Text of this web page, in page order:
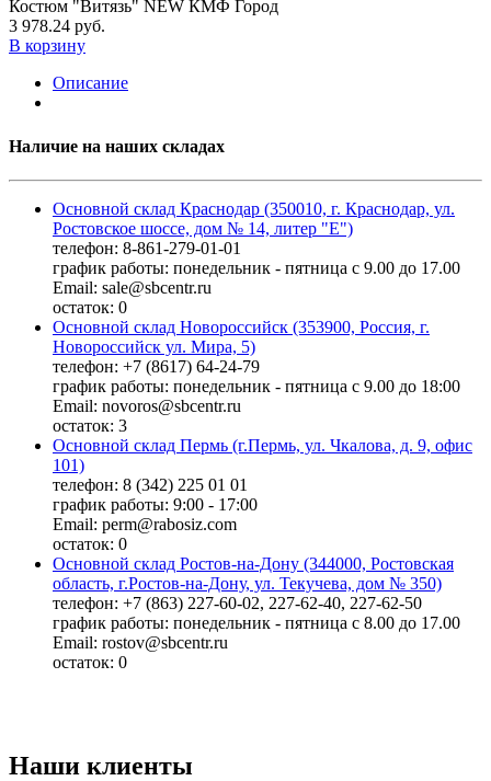
Костюм "Витязь" NEW КМФ Город
3 978.24 руб.
В корзину
Описание
Наличие на наших складах
Основной склад Краснодар (350010, г. Краснодар, ул.
Ростовское шоссе, дом № 14, литер "Е")
телефон: 8-861-279-01-01
график работы: понедельник - пятница с 9.00 до 17.00
Email: sale@sbcentr.ru
остаток: 0
Основной склад Новороссийск (353900, Россия, г.
Новороссийск ул. Мира, 5)
телефон: +7 (8617) 64-24-79
график работы: понедельник - пятница с 9.00 до 18:00
Email: novoros@sbcentr.ru
остаток: 3
Основной склад Пермь (г.Пермь, ул. Чкалова, д. 9, офис
101)
телефон: 8 (342) 225 01 01
график работы: 9:00 - 17:00
Email: perm@rabosiz.com
остаток: 0
Основной склад Ростов-на-Дону (344000, Ростовская
область, г.Ростов-на-Дону, ул. Текучева, дом № 350)
телефон: +7 (863) 227-60-02, 227-62-40, 227-62-50
график работы: понедельник - пятница с 8.00 до 17.00
Email: rostov@sbcentr.ru
остаток: 0
Наши клиенты